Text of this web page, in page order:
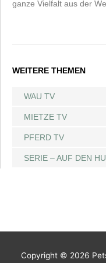
ganze Vielfalt aus der
WEITERE THEMEN
WAU TV
MIETZE TV
PFERD TV
SERIE – AUF DEN
Copyright © 2026